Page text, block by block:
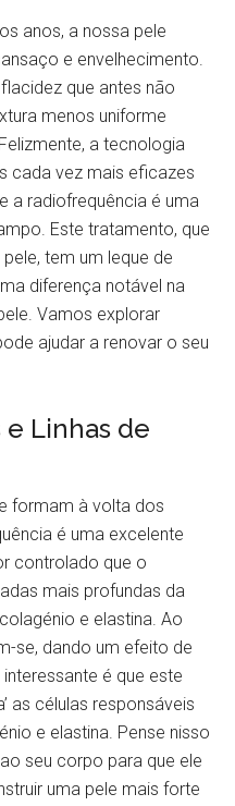
anos, a nossa pele
e envelhecimento.
que antes não
menos uniforme
a tecnologia
cada vez mais eficazes
a radiofrequência é uma
Este tratamento, que
tem um leque de
diferença notável na
Vamos explorar
ajudar a renovar o seu
e Linhas de
formam à volta dos
é uma excelente
controlado que o
mais profundas da
e elastina. Ao
se, dando um efeito de
é que este
as células responsáveis
e elastina. Pense nisso
seu corpo para que ele
uma pele mais forte